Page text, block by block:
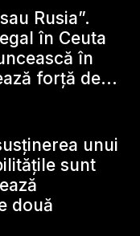
Rusia”.
în Ceuta
în
forță de...
unui
sunt
două